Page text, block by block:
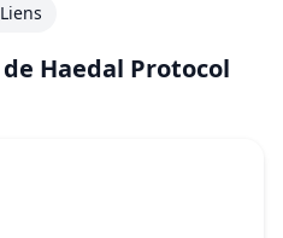
Liens
Haedal Protocol